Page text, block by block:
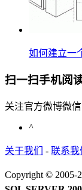
如何建立一
扫一扫手机阅
关注官方微博微
^
关于我们 - 联系我
Copyright © 2005-